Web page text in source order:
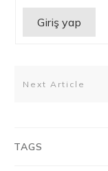
Giriş yap
Next Article
TAGS